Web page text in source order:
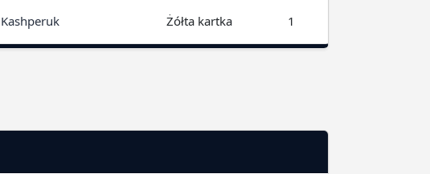
Żółta kartka 1